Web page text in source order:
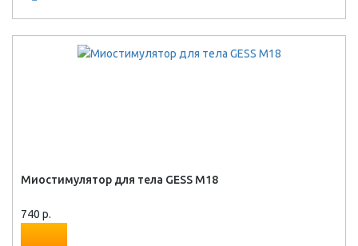
Миостимулятор для тела GESS M18
740 р.